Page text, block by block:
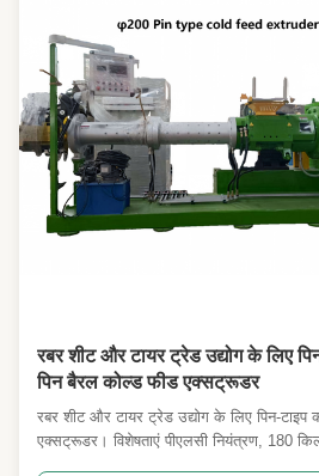
Roller Working
Length:
750 मिमी
High Light: छोटे बैच उत्पादन रबर
300 मिमी रबर मिश्रण मिल
रबर शीट और टायर ट्रेड उद्योग के लिए
पिन बैरल कोल्ड फीड एक्सट्रूडर
रबर शीट और टायर ट्रेड उद्योग के लिए पिन-टाइप
एक्सट्रूडर। विशेषताएं पीएलसी नियंत्रण, 180